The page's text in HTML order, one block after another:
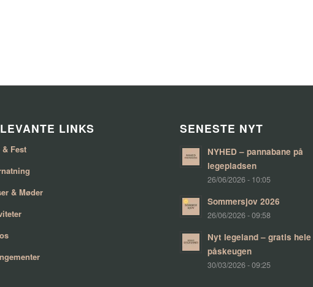
LINKS
& Fest
& Møder
SENESTE NYT
NYHED – pannabane på
legepladsen
26/06/2026 - 10:05
Sommersjov 2026
26/06/2026 - 09:58
Nyt legeland – gratis hele
påskeugen
30/03/2026 - 09:25